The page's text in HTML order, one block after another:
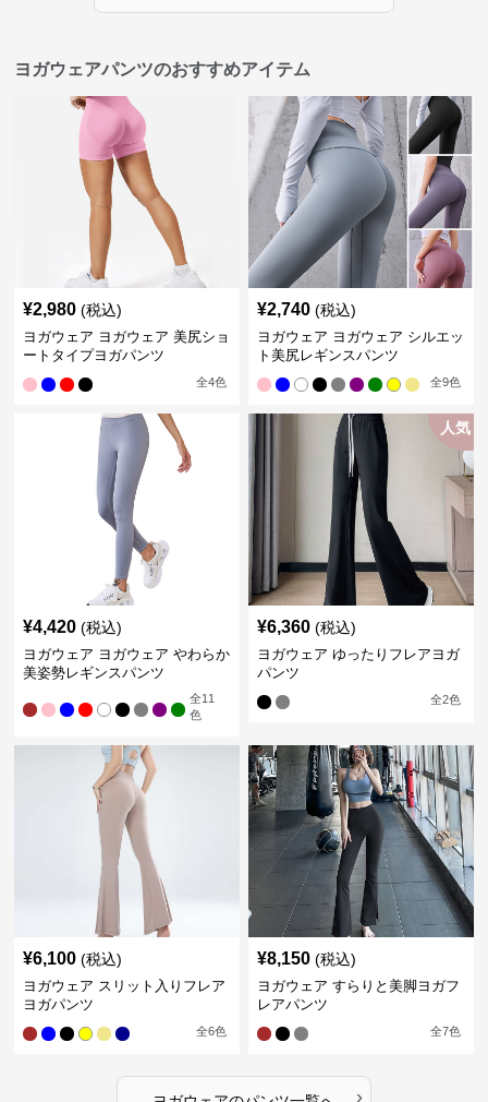
ヨガウェアパンツのおすすめアイテム
¥2,980 (税込)
ヨガウェア ヨガウェア 美尻ショ
ートタイプヨガパンツ
全4色
¥2,740 (税込)
ヨガウェア ヨガウェア シルエッ
ト美尻レギンスパンツ
全9色
¥4,420 (税込)
ヨガウェア ヨガウェア やわらか
美姿勢レギンスパンツ
全11
色
人気
¥6,360 (税込)
ヨガウェア ゆったりフレアヨガ
パンツ
全2色
¥6,100 (税込)
ヨガウェア スリット入りフレア
ヨガパンツ
全6色
¥8,150 (税込)
ヨガウェア すらりと美脚ヨガフ
レアパンツ
全7色
›